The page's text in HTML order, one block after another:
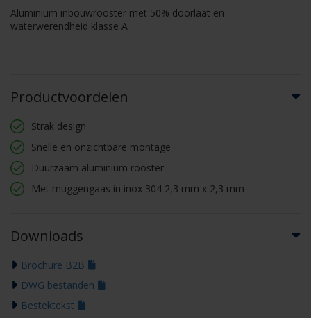
Aluminium inbouwrooster met 50% doorlaat en
waterwerendheid klasse A
Productvoordelen
Strak design
Snelle en onzichtbare montage
Duurzaam aluminium rooster
Met muggengaas in inox 304 2,3 mm x 2,3 mm
Downloads
Brochure B2B
DWG bestanden
Bestektekst